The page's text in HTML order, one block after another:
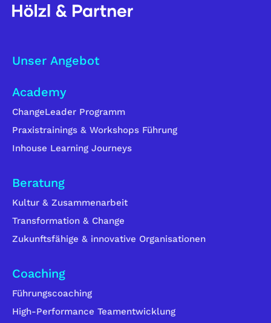
Unser Angebot
Academy
ChangeLeader Programm
Praxistrainings & Workshops Führung
Inhouse Learning Journeys
Beratung
Kultur & Zusammenarbeit
Transformation & Change
Zukunftsfähige & innovative Organisationen
Coaching
Führungscoaching
High-Performance Teamentwicklung